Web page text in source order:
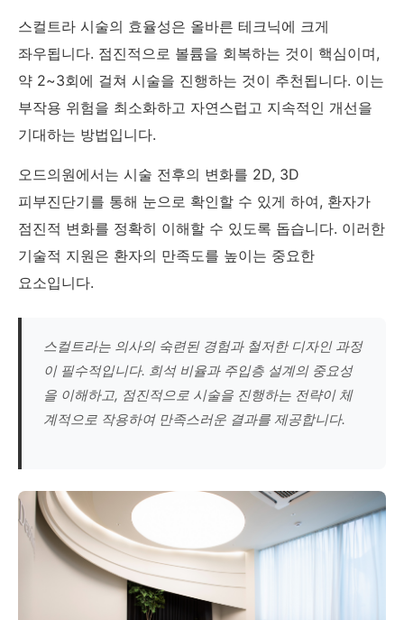
스컬트라 시술의 효율성은 올바른 테크닉에 크게
좌우됩니다. 점진적으로 볼륨을 회복하는 것이 핵심이며,
약 2~3회에 걸쳐 시술을 진행하는 것이 추천됩니다. 이는
부작용 위험을 최소화하고 자연스럽고 지속적인 개선을
기대하는 방법입니다.
오드의원에서는 시술 전후의 변화를 2D, 3D
피부진단기를 통해 눈으로 확인할 수 있게 하여, 환자가
점진적 변화를 정확히 이해할 수 있도록 돕습니다. 이러한
기술적 지원은 환자의 만족도를 높이는 중요한
요소입니다.
스컬트라는 의사의 숙련된 경험과 철저한 디자인 과정
이 필수적입니다. 희석 비율과 주입층 설계의 중요성
을 이해하고, 점진적으로 시술을 진행하는 전략이 체
계적으로 작용하여 만족스러운 결과를 제공합니다.